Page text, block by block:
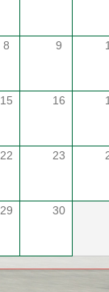
8 9
15 16
22 23
29 30